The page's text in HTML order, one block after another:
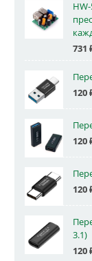
731
120
120
120
3.1)
120